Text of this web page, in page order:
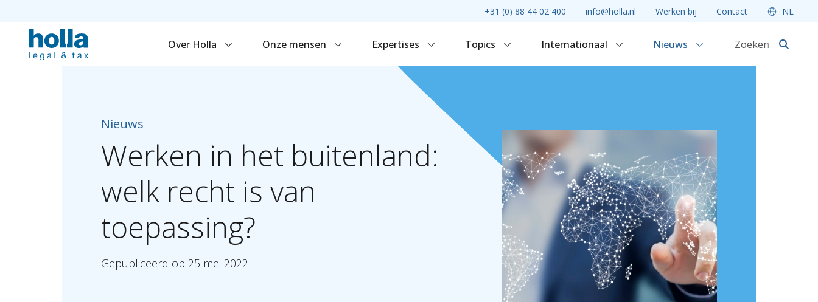
+31 (0) 88 44 02 400 info@holla.nl Werken bij Contact NL
Over Holla Onze mensen Expertises Topics Internationaal Nieuws
Nieuws
Werken in het buitenland:
welk recht is van
toepassing?
Gepubliceerd op 25 mei 2022